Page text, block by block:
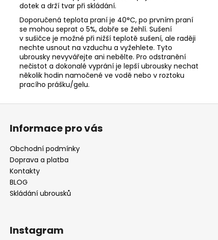
dotek a drží tvar při skládání.
Doporučená teplota praní je 40°C, po prvním praní
se mohou seprat o 5%, dobře se žehlí. Sušení
v sušičce je možné při nižší teplotě sušení, ale raději
nechte usnout na vzduchu a vyžehlete. Tyto
ubrousky nevyvářejte ani nebělte. Pro odstranění
nečistot a dokonalé vyprání je lepší ubrousky nechat
několik hodin namočené ve vodě nebo v roztoku
pracího prášku/gelu.
Kč
Z
Informace pro vás
Obchodní podmínky
Doprava a platba
Kontakty
BLOG
Skládání ubrousků
Instagram